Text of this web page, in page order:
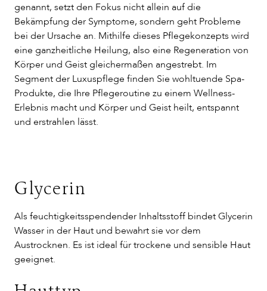
genannt, setzt den Fokus nicht allein auf die
Bekämpfung der Symptome, sondern geht Probleme
bei der Ursache an. Mithilfe dieses Pflegekonzepts wird
eine ganzheitliche Heilung, also eine Regeneration von
Körper und Geist gleichermaßen angestrebt. Im
Segment der Luxuspflege finden Sie wohltuende Spa-
Produkte, die Ihre Pflegeroutine zu einem Wellness-
Erlebnis macht und Körper und Geist heilt, entspannt
und erstrahlen lässt.
Glycerin
Als feuchtigkeitsspendender Inhaltsstoff bindet Glycerin
Wasser in der Haut und bewahrt sie vor dem
Austrocknen. Es ist ideal für trockene und sensible Haut
geeignet.